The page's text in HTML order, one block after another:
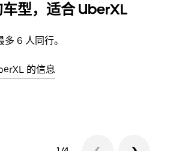
型，适合 UberXL
6 人同行。
的信息